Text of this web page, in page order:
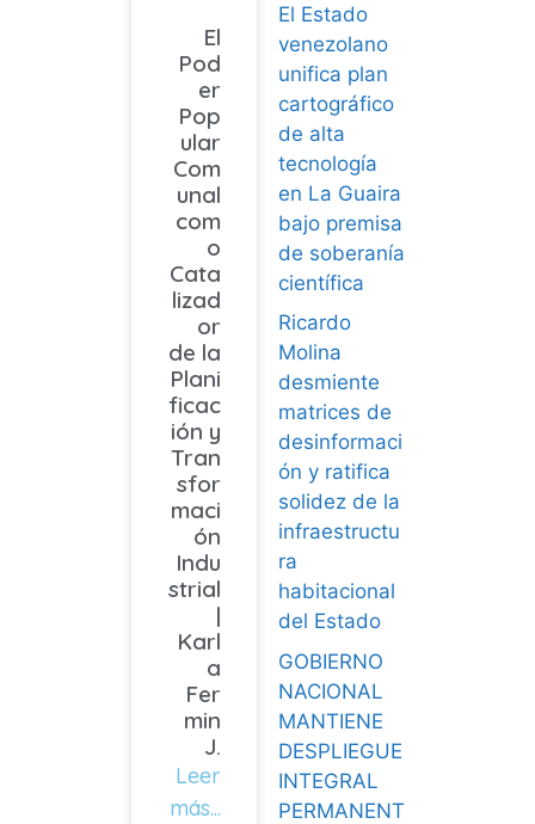
El Estado
venezolano
unifica plan
cartográfico
de alta
tecnología
en La Guaira
bajo premisa
de soberanía
científica
Ricardo
Molina
desmiente
matrices de
desinformaci
ón y ratifica
solidez de la
infraestructu
ra
habitacional
del Estado
GOBIERNO
NACIONAL
MANTIENE
DESPLIEGUE
INTEGRAL
PERMANENT
El
Pod
er
Pop
ular
Com
unal
com
o
Cata
lizad
or
de la
Plani
ficac
ión y
Tran
sfor
maci
ón
Indu
strial
|
Karl
a
Fer
min
J.
Leer
más...